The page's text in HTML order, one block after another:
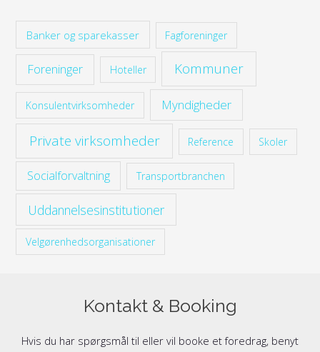
Banker og sparekasser Fagforeninger
Foreninger Hoteller Kommuner
Konsulentvirksomheder Myndigheder
Private virksomheder Reference Skoler
Socialforvaltning Transportbranchen
Uddannelsesinstitutioner
Velgørenhedsorganisationer
Kontakt & Booking
Hvis du har spørgsmål til eller vil booke et foredrag, benyt